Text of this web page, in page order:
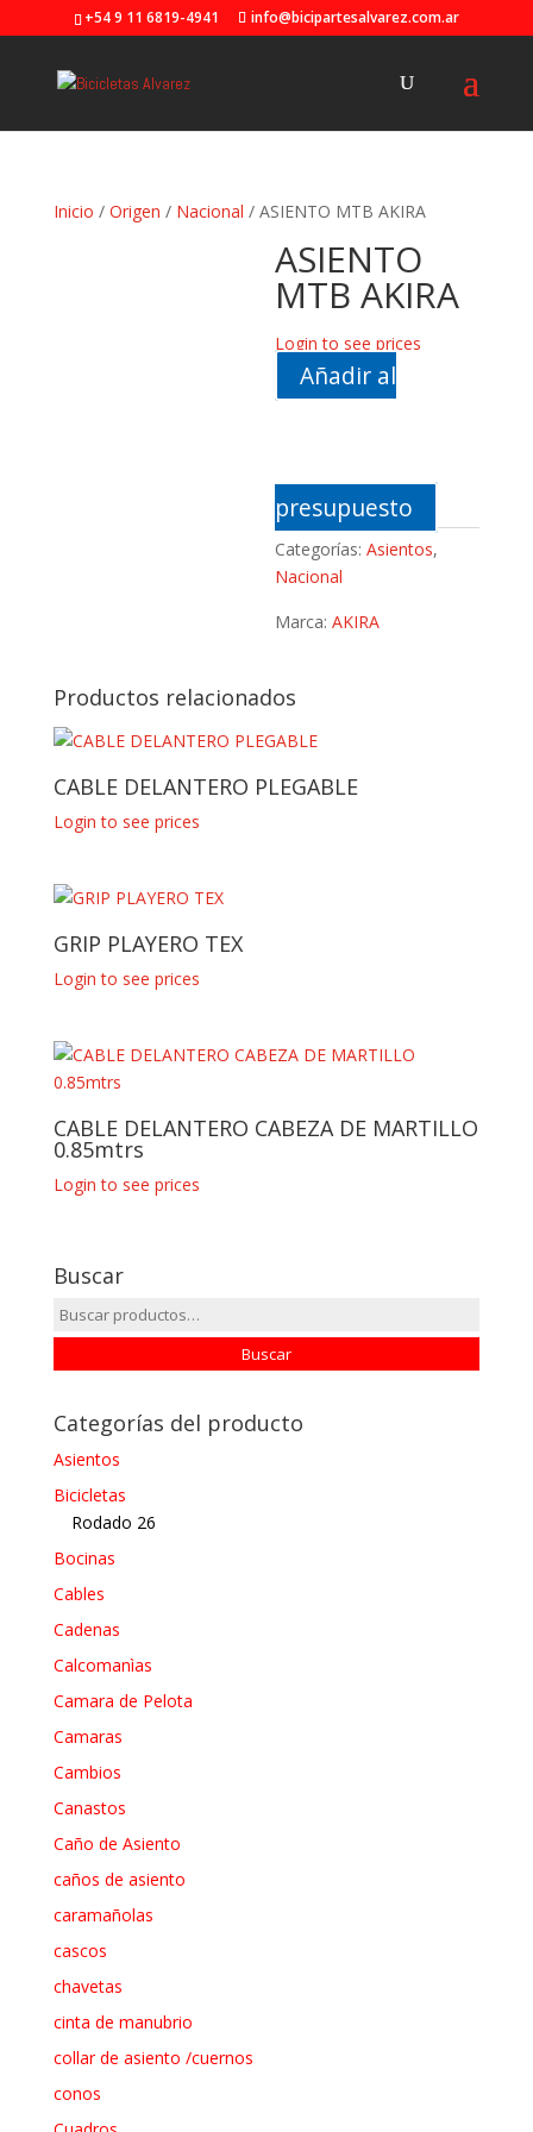
+54 9 11 6819-4941 info@bicipartesalvarez.com.ar
Inicio / Origen / Nacional / ASIENTO MTB AKIRA
ASIENTO
MTB AKIRA
Login to see prices
Añadir al
presupuesto
Categorías:Asientos,
Nacional
Marca:AKIRA
Productos relacionados
CABLE DELANTERO PLEGABLE
Login to see prices
GRIP PLAYERO TEX
Login to see prices
CABLE DELANTERO CABEZA DE MARTILLO
0.85mtrs
Login to see prices
Buscar
Buscar
por:
Buscar
Categorías del producto
Asientos
Bicicletas
Rodado 26
Bocinas
Cables
Cadenas
Calcomanìas
Camara de Pelota
Camaras
Cambios
Canastos
Caño de Asiento
caños de asiento
caramañolas
cascos
chavetas
cinta de manubrio
collar de asiento /cuernos
conos